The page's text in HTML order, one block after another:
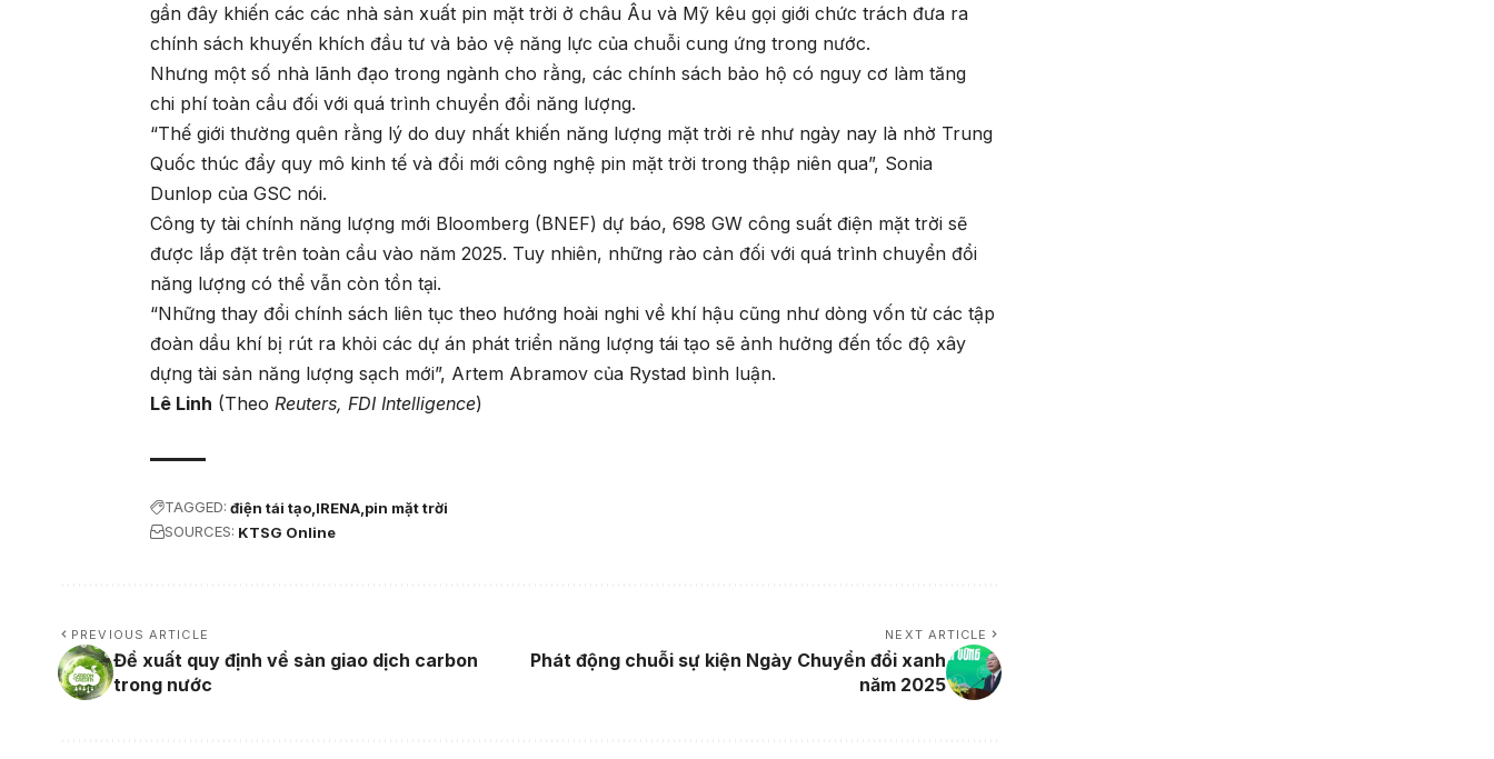
gần đây khiến các các nhà sản xuất pin mặt trời ở châu Âu và Mỹ kêu gọi giới chức trách đưa ra
chính sách khuyến khích đầu tư và bảo vệ năng lực của chuỗi cung ứng trong nước.
Nhưng một số nhà lãnh đạo trong ngành cho rằng, các chính sách bảo hộ có nguy cơ làm tăng
chi phí toàn cầu đối với quá trình chuyển đổi năng lượng.
“Thế giới thường quên rằng lý do duy nhất khiến năng lượng mặt trời rẻ như ngày nay là nhờ Trung
Quốc thúc đẩy quy mô kinh tế và đổi mới công nghệ pin mặt trời trong thập niên qua”, Sonia
Dunlop của GSC nói.
Công ty tài chính năng lượng mới Bloomberg (BNEF) dự báo, 698 GW công suất điện mặt trời sẽ
được lắp đặt trên toàn cầu vào năm 2025. Tuy nhiên, những rào cản đối với quá trình chuyển đổi
năng lượng có thể vẫn còn tồn tại.
“Những thay đổi chính sách liên tục theo hướng hoài nghi về khí hậu cũng như dòng vốn từ các tập
đoàn dầu khí bị rút ra khỏi các dự án phát triển năng lượng tái tạo sẽ ảnh hưởng đến tốc độ xây
dựng tài sản năng lượng sạch mới”, Artem Abramov của Rystad bình luận.
Lê Linh (Theo Reuters, FDI Intelligence)
TAGGED: điện tái tạo IRENA pin mặt trời
SOURCES: KTSG Online
PREVIOUS ARTICLE
Đề xuất quy định về sàn giao dịch carbon
trong nước
NEXT ARTICLE
Phát động chuỗi sự kiện Ngày Chuyển đổi xanh
năm 2025